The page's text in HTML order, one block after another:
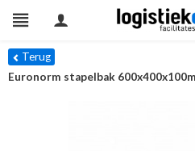
Terug
Euronorm stapelbak